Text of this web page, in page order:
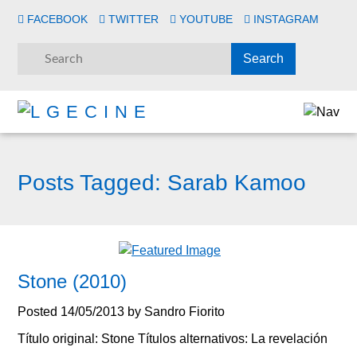
FACEBOOK TWITTER YOUTUBE INSTAGRAM
Posts Tagged: Sarab Kamoo
Stone (2010)
Posted 14/05/2013 by Sandro Fiorito
Título original: Stone Títulos alternativos: La revelación